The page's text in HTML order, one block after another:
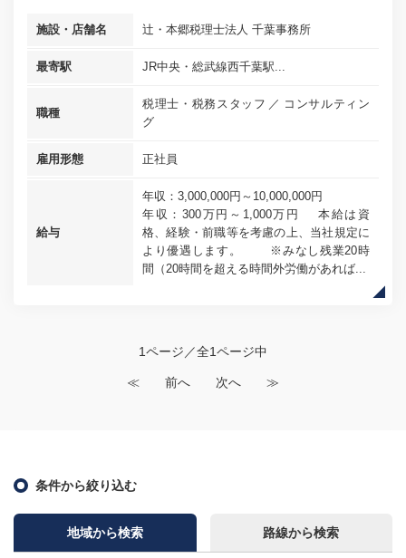
施設・店舗名 辻・本郷税理士法人 千葉事務所
最寄駅 JR中央・総武線西千葉駅...
職種
税理士・税務スタッフ
コンサルティン
グ
雇用形態 正社員
給与
年収：3,000,000円～10,000,000円
年収：300万円～1,000万円 本給は資
格、経験・前職等を考慮の上、当社規定に
より優遇します。 ※みなし残業20時
間（20時間を超える時間外労働があれば...
1ページ／全1ページ中
≪ 前へ 次へ ≫
条件から絞り込む
地域から検索 路線から検索